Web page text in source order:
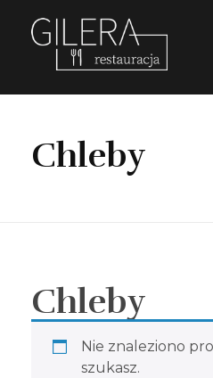
Chleby
Chleby
Nie znaleziono
szukasz.